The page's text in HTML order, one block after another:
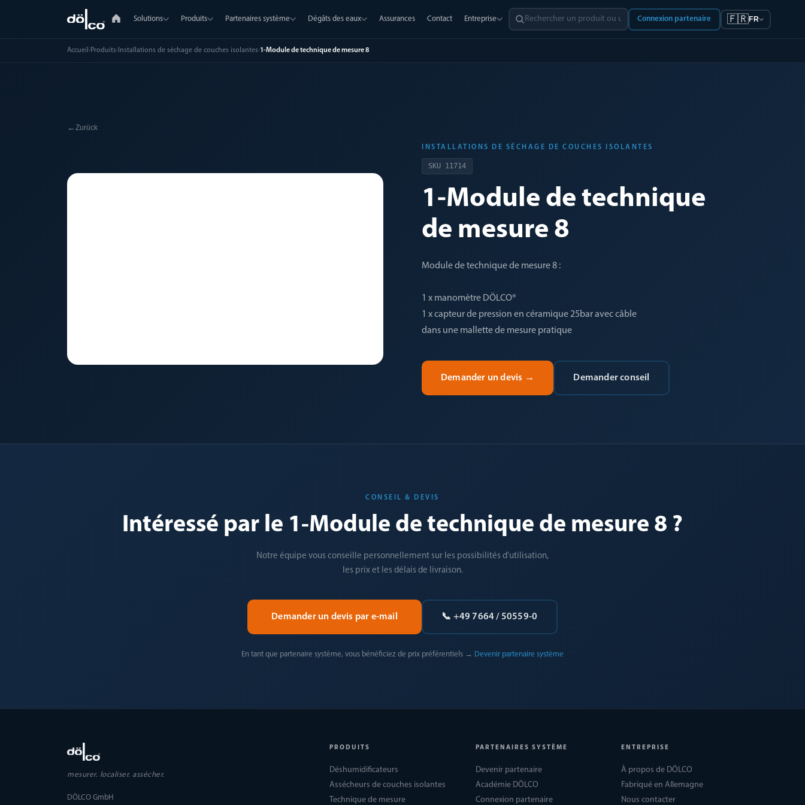
Solutions Produits Partenaires système Dégâts des eaux Assurances Contact Entreprise Connexion partenaire 🇫🇷FR
Accueil ›Produits› Installations de séchage de couches isolantes›1-Module de technique de mesure 8
← Zurück
INSTALLATIONS DE SÉCHAGE DE COUCHES ISOLANTES
SKU 11714
1-Module de technique
de mesure 8
Module de technique de mesure 8 :
1 x manomètre DÖLCO®
1 x capteur de pression en céramique 25bar avec câble
dans une mallette de mesure pratique
Demander un devis → Demander conseil
CONSEIL & DEVIS
Intéressé par le 1-Module de technique de mesure 8 ?
Notre équipe vous conseille personnellement sur les possibilités d'utilisation,
les prix et les délais de livraison.
Demander un devis par e-mail 📞 +49 7664 / 50559-0
En tant que partenaire système, vous bénéficiez de prix préférentiels → Devenir partenaire système
mesurer. localiser. assécher.
DÖLCO GmbH
PRODUITS
Déshumidificateurs
Assécheurs de couches isolantes
Technique de mesure
PARTENAIRES SYSTÈME
Devenir partenaire
Académie DÖLCO
Connexion partenaire
ENTREPRISE
À propos de DÖLCO
Fabriqué en Allemagne
Nous contacter